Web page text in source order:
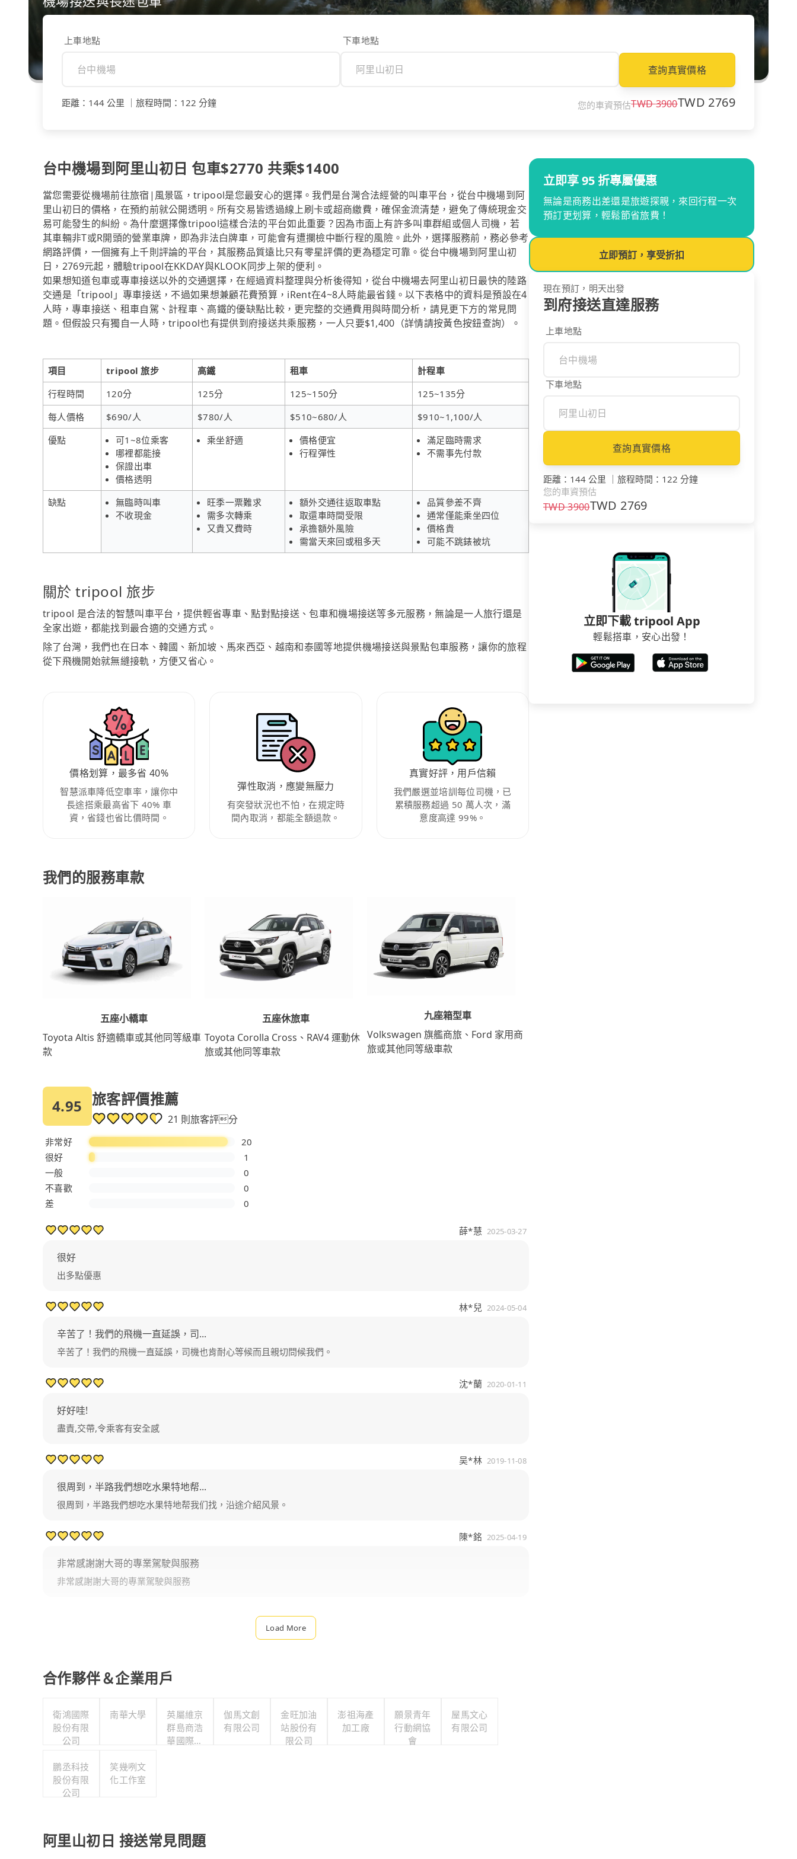
上車地點 下車地點
查詢真實價格
距離 ： 144 公里 旅程時間 ： 122 分鐘 您的車資預估TWD3900TWD 2769
台中機場到阿里山初日 包車$2770 共乘$1400
當您需要從機場前往旅宿|風景區，tripool是您最安心的選擇。我們是台灣合法經營的叫車平台，從台中機場到阿
里山初日的價格，在預約前就公開透明。所有交易皆透過線上刷卡或超商繳費，確保金流清楚，避免了傳統現金交
易可能發生的糾紛。為什麼選擇像tripool這樣合法的平台如此重要？因為市面上有許多叫車群組或個人司機，若
其車輛非T或R開頭的營業車牌，即為非法白牌車，可能會有遭攔檢中斷行程的風險。此外，選擇服務前，務必參考
網路評價，一個擁有上千則評論的平台，其服務品質遠比只有零星評價的更為穩定可靠。從台中機場到阿里山初
日，2769元起，體驗tripool在KKDAY與KLOOK同步上架的便利。
如果想知道包車或專車接送以外的交通選擇，在經過資料整理與分析後得知，從台中機場去阿里山初日最快的陸路
交通是「tripool」專車接送，不過如果想兼顧花費預算，iRent在4~8人時能最省錢。以下表格中的資料是預設在4
人時，專車接送、租車自駕、計程車、高鐵的優缺點比較，更完整的交通費用與時間分析，請見更下方的常見問
題。但假設只有獨自一人時，tripool也有提供到府接送共乘服務，一人只要$1,400（詳情請按黃色按鈕查詢）。
項目 tripool 旅步 高鐵 租車
計程車
行程時間
120分 125分 125~150分
125~135分
每人價格
$690/人 $780/人 $510~680/人
$910~1,100/人
優點
可1~8位乘客
哪裡都能接
保證出車
價格透明
乘坐舒適
價格便宜
行程彈性
滿足臨時需求
不需事先付款
缺點
無臨時叫車
不收現金
旺季一票難求
需多次轉乘
又貴又費時
額外交通往返取車點
取還車時間受限
承擔額外風險
需當天來回或租多天
品質參差不齊
通常僅能乘坐四位
價格貴
可能不跳錶被坑
關於 tripool 旅步
tripool 是合法的智慧叫車平台，提供輕省專車、點對點接送、包車和機場接送等多元服務，無論是一人旅行還是
全家出遊，都能找到最合適的交通方式。
除了台灣，我們也在日本、韓國、新加坡、馬來西亞、越南和泰國等地提供機場接送與景點包車服務，讓你的旅程
從下飛機開始就無縫接軌，方便又省心。
價格划算，最多省 40%
智慧派車降低空車率，讓你中
長途搭乘最高省下 40% 車
資，省錢也省比價時間。
彈性取消，應變無壓力
有突發狀況也不怕，在規定時
間內取消，都能全額退款。
真實好評，用戶信賴
我們嚴選並培訓每位司機，已
累積服務超過 50 萬人次，滿
意度高達 99%。
我們的服務車款
五座小轎車
Toyota Altis 舒適轎車或其他同等級車
款
五座休旅車
Toyota Corolla Cross、RAV4 運動休
旅或其他同等車款
九座箱型車
Volkswagen 旗艦商旅、Ford 家用商
旅或其他同等級車款
4.95 旅客評價推薦
21 則旅客評分
非常好
20
很好
1
一般
0
不喜歡
0
差
0
薛*慧 2025-03-27
很好
出多點優惠
林*兒 2024-05-04
辛苦了！我們的飛機一直延誤，司...
辛苦了！我們的飛機一直延誤，司機也肯耐心等候而且親切問候我們。
沈*蘭 2020-01-11
好好哇!
盡責,交帶,令乘客有安全感
吴*林 2019-11-08
很周到，半路我們想吃水果特地帮...
很周到，半路我們想吃水果特地帮我们找，沿途介紹风景。
陳*銘 2025-04-19
非常感謝謝大哥的專業駕駛與服務
非常感謝謝大哥的專業駕駛與服務
Load More
合作夥伴＆企業用戶
衛鴻國際
股份有限
公司
南華大學
英屬維京
群島商浩
華國際人
伽馬文創
有限公司
金旺加油
站股份有
限公司
澎祖海產
加工廠
願景青年
行動網協
會
屋馬文心
有限公司
鵬丞科技
股份有限
公司
笑幾咧文
化工作室
阿里山初日 接送常見問題
立即享 95 折專屬優惠
無論是商務出差還是旅遊探親，來回行程一次
預訂更划算，輕鬆節省旅費！
立即預訂，享受折扣
現在預訂，明天出發
到府接送直達服務
上車地點
下車地點
查詢真實價格
距離 ： 144 公里 ｜ 旅程時間 ： 122 分鐘
您的車資預估
TWD3900TWD 2769
立即下載 tripool App
輕鬆搭車，安心出發！